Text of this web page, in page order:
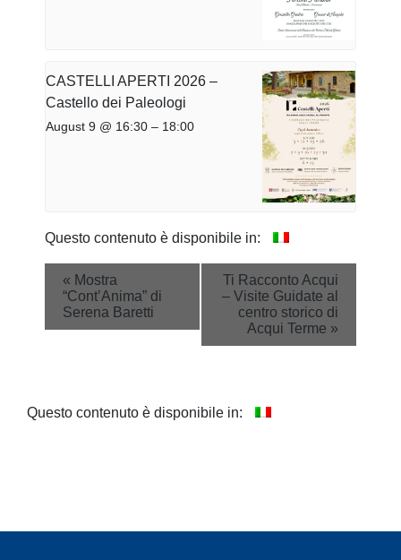
CASTELLI APERTI 2026 –
Castello dei Paleologi
August 9 @ 16:30 – 18:00
Questo contenuto è disponibile in:
Event
Navigation
« Mostra
“Cont’Anima” di
Serena Baretti
Ti Racconto Acqui
– Visite Guidate al
centro storico di
Acqui Terme »
Questo contenuto è disponibile in: